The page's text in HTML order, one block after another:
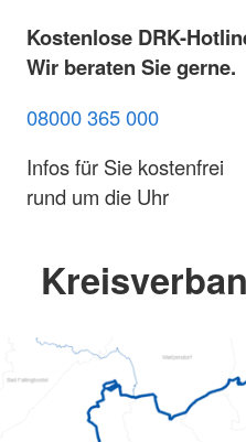
Kostenlose DRK-
Wir beraten Sie gerne.
08000 365 000
Infos für Sie kostenfrei
rund um die Uhr